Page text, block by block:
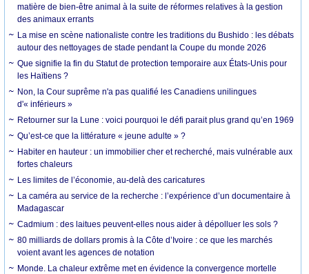
matière de bien-être animal à la suite de réformes relatives à la gestion
des animaux errants
La mise en scène nationaliste contre les traditions du Bushido : les débats
autour des nettoyages de stade pendant la Coupe du monde 2026
Que signifie la fin du Statut de protection temporaire aux États-Unis pour
les Haïtiens ?
Non, la Cour suprême n'a pas qualifié les Canadiens unilingues
d'« inférieurs »
Retourner sur la Lune : voici pourquoi le défi parait plus grand qu’en 1969
Qu’est-ce que la littérature « jeune adulte » ?
Habiter en hauteur : un immobilier cher et recherché, mais vulnérable aux
fortes chaleurs
Les limites de l’économie, au-delà des caricatures
La caméra au service de la recherche : l’expérience d’un documentaire à
Madagascar
Cadmium : des laitues peuvent-elles nous aider à dépolluer les sols ?
80 milliards de dollars promis à la Côte d’Ivoire : ce que les marchés
voient avant les agences de notation
Monde. La chaleur extrême met en évidence la convergence mortelle